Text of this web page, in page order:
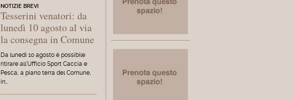
NOTIZIE BREVI
Tesserini venatori: da
lunedì 10 agosto al via
la consegna in Comune
Da lunedì 10 agosto è possibile
ritirare all'Ufficio Sport Caccia e
Pesca, a piano terra del Comune,
in…